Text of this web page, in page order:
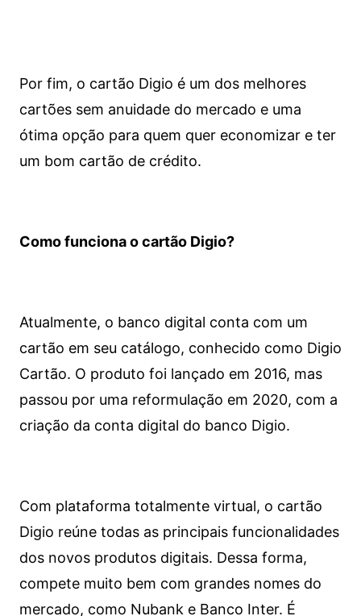
Por fim, o cartão Digio é um dos melhores
cartões sem anuidade do mercado e uma
ótima opção para quem quer economizar e ter
um bom cartão de crédito.
Como funciona o cartão Digio?
Atualmente, o banco digital conta com um
cartão em seu catálogo, conhecido como Digio
Cartão. O produto foi lançado em 2016, mas
passou por uma reformulação em 2020, com a
criação da conta digital do banco Digio.
Com plataforma totalmente virtual, o cartão
Digio reúne todas as principais funcionalidades
dos novos produtos digitais. Dessa forma,
compete muito bem com grandes nomes do
mercado, como Nubank e Banco Inter. É